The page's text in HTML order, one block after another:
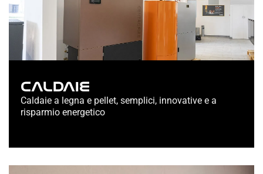
CALDAIE
Caldaie a legna e pellet, semplici, innovative e a
risparmio energetico